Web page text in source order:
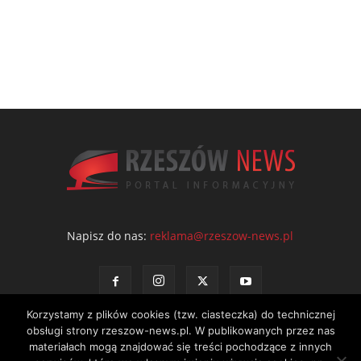
Napisz do nas: reklama@rzeszow-news.pl
Korzystamy z plików cookies (tzw. ciasteczka) do technicznej
obsługi strony rzeszow-news.pl. W publikowanych przez nas
materiałach mogą znajdować się treści pochodzące z innych